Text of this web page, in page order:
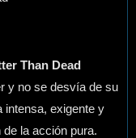
Than Dead
y no se desvía de su
intensa, exigente y
la acción pura.